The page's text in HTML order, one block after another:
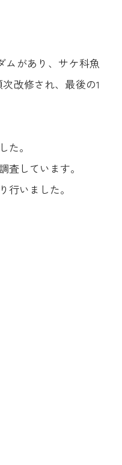
ムがあり、サケ科魚
改修され、最後の1
。
しています。
いました。